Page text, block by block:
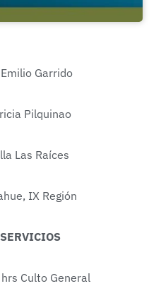
Garrido
Pilquinao
Las Raíces
IX Región
Culto General